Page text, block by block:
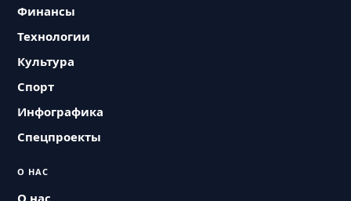
Финансы
Технологии
Культура
Спорт
Инфографика
Спецпроекты
О НАС
О нас